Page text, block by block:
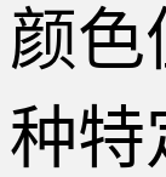
颜色
种特